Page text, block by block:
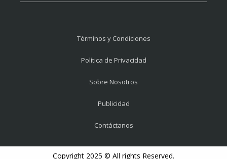
Términos y Condiciones
Política de Privacidad
Sobre Nosotros
Publicidad
Contáctanos
Copyright 2025 © All rights Reserved.